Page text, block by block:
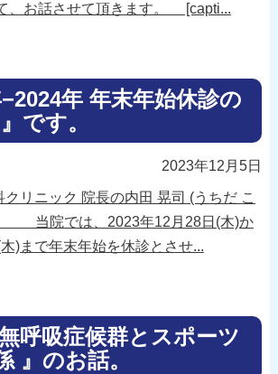
、お話させて頂きます。 [capti...
−2024年 年末年始休診の
です。
2023年12月5日
リニック 院長の内田 晃司 (うちだ こ
院では、2023年12月28日(木)か
)まで年末年始を休診とさせ...
無呼吸症候群とスポーツ
』のお話。